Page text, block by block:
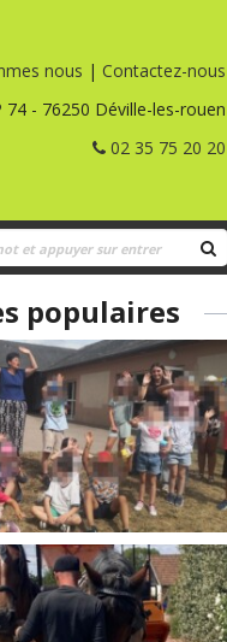
nous | Contactez-nous
- 76250 Déville-les-rouen
02 35 75 20 20
populaires